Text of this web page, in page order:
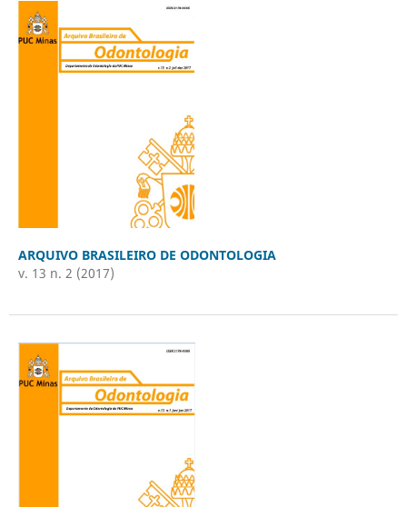
ARQUIVO BRASILEIRO DE ODONTOLOGIA
v. 13 n. 2 (2017)